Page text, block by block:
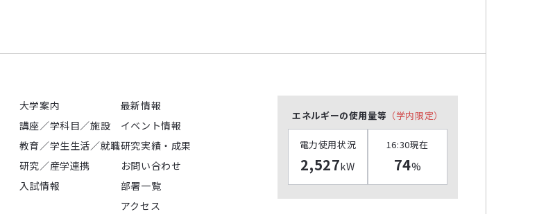
大学案内
講座／学科目／施設
教育／学生生活／就職
研究／産学連携
入試情報
最新情報
イベント情報
研究実績・成果
お問い合わせ
部署一覧
アクセス
エネルギーの使用量等 （学内限定）
電力使用状況
2,527kW
16:30現在
74%